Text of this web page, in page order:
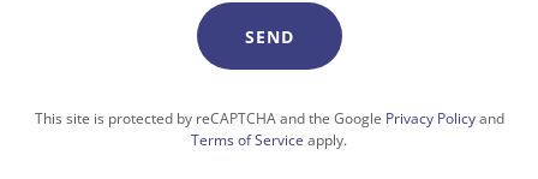
SEND
This site is protected by reCAPTCHA and the Google Privacy Policyand
Terms of Service apply.